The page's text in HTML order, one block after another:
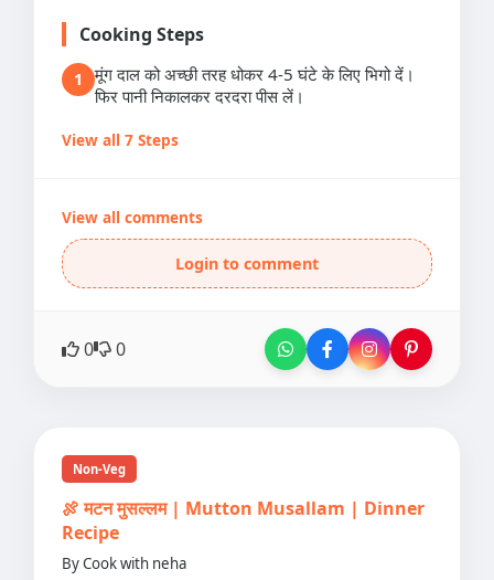
Cooking Steps
1
मूंग दाल को अच्छी तरह धोकर 4-5 घंटे के लिए भिगो दें।
फिर पानी निकालकर दरदरा पीस लें।
View all 7 Steps
View all comments
Login to comment
0 0
Non-Veg
🍖 मटन मुसल्लम | Mutton Musallam | Dinner
Recipe
By Cook with neha